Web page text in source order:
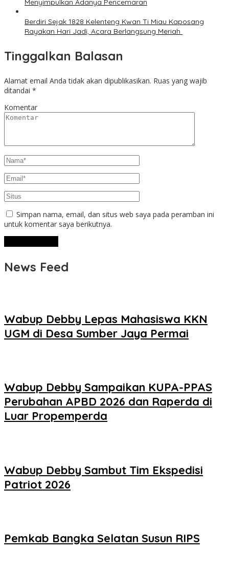
Menyimpulkan Adanya Pencemaran
Berdiri Sejak 1828 Kelenteng Kwan Ti Miau Kaposang
Rayakan Hari Jadi, Acara Berlangsung Meriah
Tinggalkan Balasan
Alamat email Anda tidak akan dipublikasikan. Ruas yang wajib
ditandai *
Komentar
Simpan nama, email, dan situs web saya pada peramban ini
untuk komentar saya berikutnya.
News Feed
Wabup Debby Lepas Mahasiswa KKN
UGM di Desa Sumber Jaya Permai
Wabup Debby Sampaikan KUPA-PPAS
Perubahan APBD 2026 dan Raperda di
Luar Propemperda
Wabup Debby Sambut Tim Ekspedisi
Patriot 2026
Pemkab Bangka Selatan Susun RIPS